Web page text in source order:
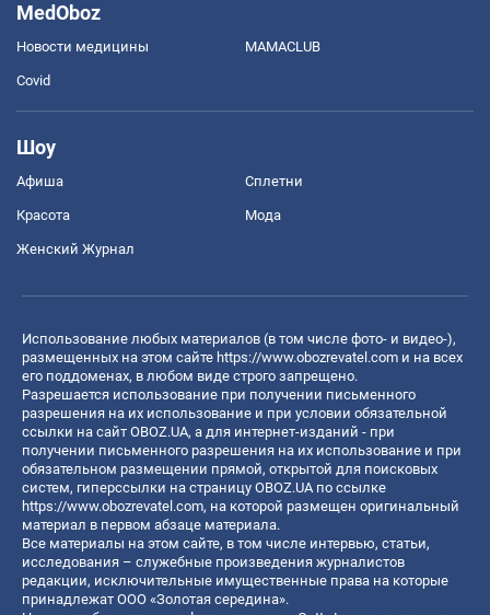
MedOboz
Новости медицины MAMACLUB
Covid
Шоу
Афиша Сплетни
Красота Мода
Женский Журнал
Использование любых материалов (в том числе фото- и видео-),
размещенных на этом сайте https://www.obozrevatel.com и на всех
его поддоменах, в любом виде строго запрещено.
Разрешается использование при получении письменного
разрешения на их использование и при условии обязательной
ссылки на сайт OBOZ.UA, а для интернет-изданий - при
получении письменного разрешения на их использование и при
обязательном размещении прямой, открытой для поисковых
систем, гиперссылки на страницу OBOZ.UA по ссылке
https://www.obozrevatel.com, на которой размещен оригинальный
материал в первом абзаце материала.
Все материалы на этом сайте, в том числе интервью, статьи,
исследования – служебные произведения журналистов
редакции, исключительные имущественные права на которые
принадлежат ООО «Золотая середина».